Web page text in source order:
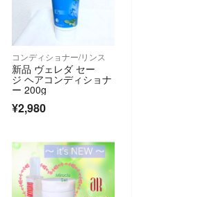
コンディショナー/リンス
新品 ヴェレダ セー
ジ ヘアコンディショナ
ー 200g
¥2,980